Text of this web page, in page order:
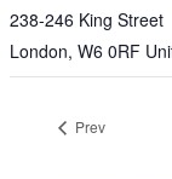
238-246 King Street
London, W6 0RF
Prev